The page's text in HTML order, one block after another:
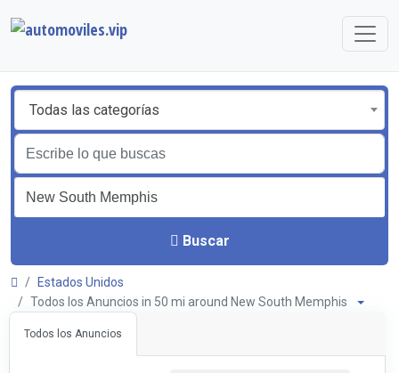
Todas las categorías
Buscar
Estados Unidos
Todos los Anuncios in 50 mi around New South Memphis
Todos los Anuncios